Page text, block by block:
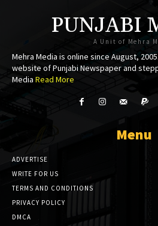
PUNJABI
A Unit of Mehra
Mehra Media is online since August,
website of Punjabi Newspaper and
Media Read More
Menu
ADVERTISE
WRITE FOR US
TERMS AND CONDITIONS
PRIVACY POLICY
DMCA